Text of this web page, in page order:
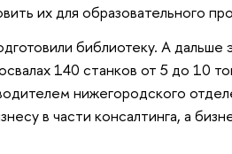
их для образовательного
библиотеку. А дальше
140 станков от 5 до 10
нижегородского
в части консалтинга, а